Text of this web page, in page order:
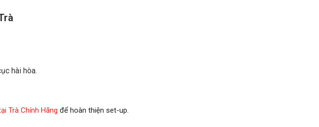
hài hòa.
Trà Chính Hãng để hoàn thiện set-up.